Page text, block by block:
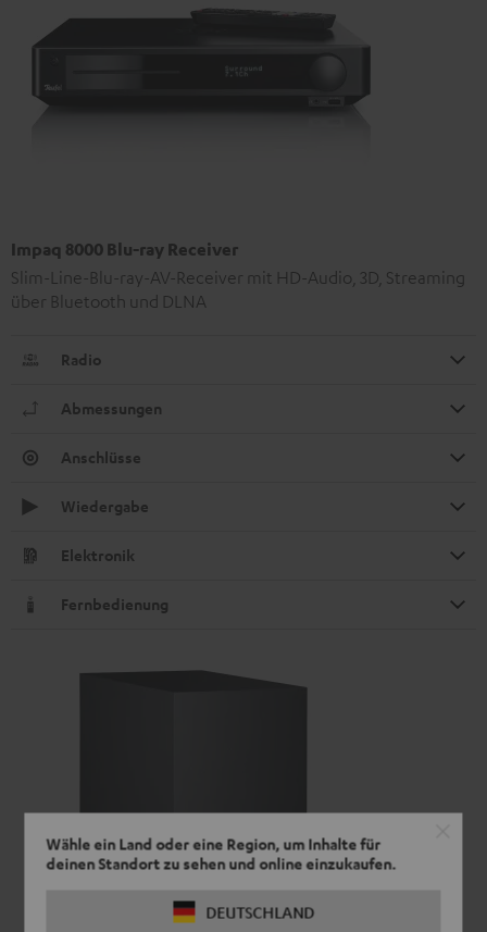
Wähle ein Land oder eine Region, um Inhalte für
deinen Standort zu sehen und online einzukaufen.
DEUTSCHLAND
Impaq 8000 Blu-ray Receiver
Slim-Line-Blu-ray-AV-Receiver mit HD-Audio, 3D, Streaming
über Bluetooth und DLNA
Radio
Abmessungen
Anschlüsse
Wiedergabe
Elektronik
Fernbedienung